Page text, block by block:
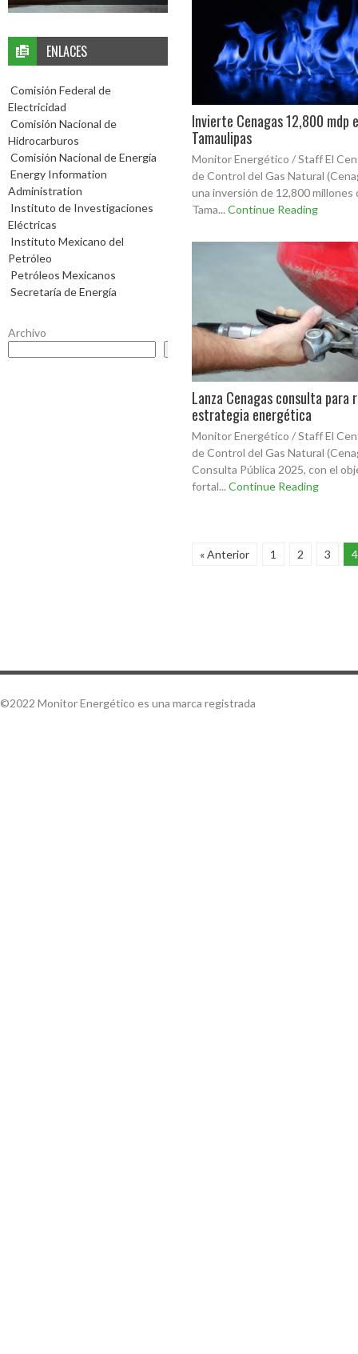
Invierte Cenagas 12,800 mdp
Tamaulipas
Monitor Energético / Staff El
de Control del Gas Natural
una inversión de 12,800 millones
Tama... Continue Reading
Lanza Cenagas consulta para
estrategia energética
Monitor Energético / Staff El
de Control del Gas Natural
Consulta Pública 2025, con el
fortal... Continue Reading
« Anterior 1 2 3 4
ENLACES
Comisión Federal de
Electricidad
Comisión Nacional de
Hidrocarburos
Comisión Nacional de Energía
Energy Information
Administration
Instituto de Investigaciones
Eléctricas
Instituto Mexicano del
Petróleo
Petróleos Mexicanos
Secretaría de Energía
Archivo
Buscar
©2022 Monitor Energético es una marca registrada